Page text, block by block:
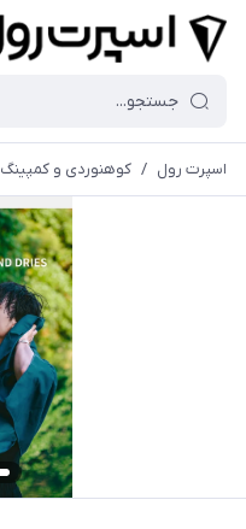
اسپرت رول / کوهنوردی و کمپینگ